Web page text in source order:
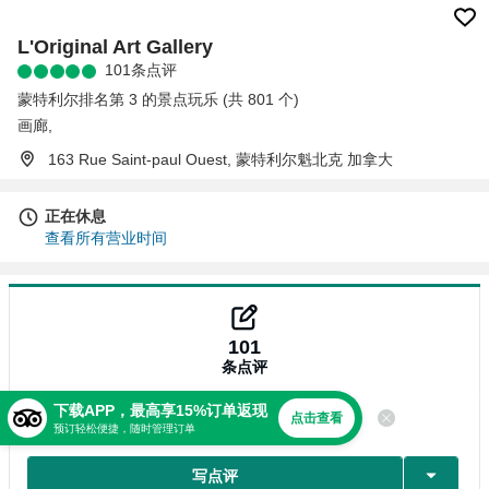
L'Original Art Gallery
101条点评
蒙特利尔排名第 3 的景点玩乐 (共 801 个)
画廊
163 Rue Saint-paul Ouest, 蒙特利尔魁北克 加拿大
正在休息
查看所有营业时间
101
条点评
点评
写点评
下载APP，最高享15%订单返现
预订轻松便捷，随时管理订单
点击查看